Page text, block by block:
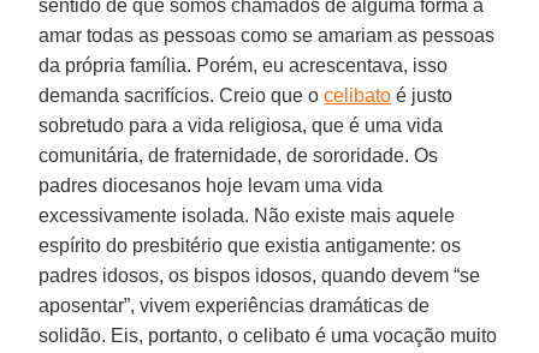
sentido de que somos chamados de alguma forma a
amar todas as pessoas como se amariam as pessoas
da própria família. Porém, eu acrescentava, isso
demanda sacrifícios. Creio que ocelibato é justo
sobretudo para a vida religiosa, que é uma vida
comunitária, de fraternidade, de sororidade. Os
padres diocesanos hoje levam uma vida
excessivamente isolada. Não existe mais aquele
espírito do presbitério que existia antigamente: os
padres idosos, os bispos idosos, quando devem “se
aposentar”, vivem experiências dramáticas de
solidão. Eis, portanto, o celibato é uma vocação muito